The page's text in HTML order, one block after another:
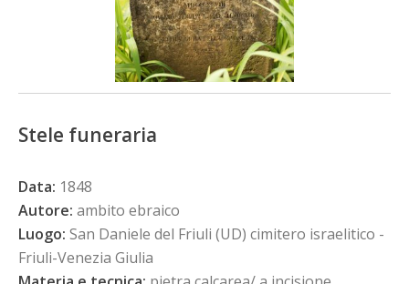
Stele funeraria
Data: 1848
Autore: ambito ebraico
Luogo: San Daniele del Friuli (UD) cimitero israelitico -
Friuli-Venezia Giulia